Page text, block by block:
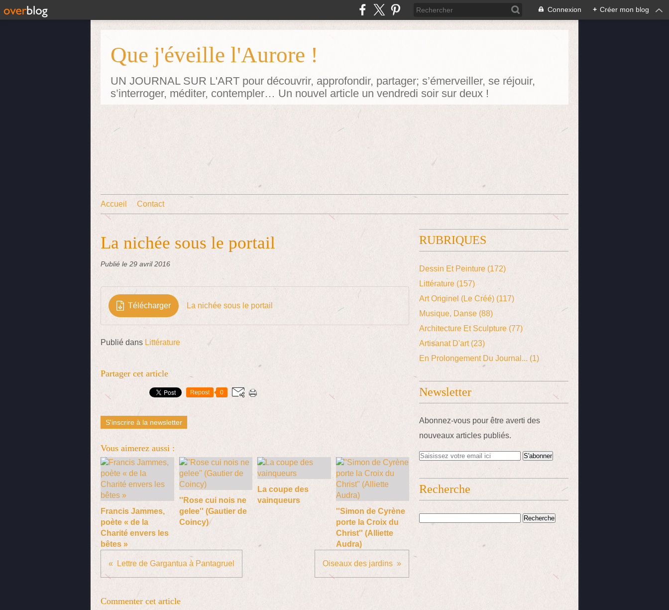
Connexion + Créer mon blog
Que j'éveille l'Aurore !
UN JOURNAL SUR L'ART pour découvrir, approfondir, partager; s’émerveiller, se réjouir,
s’interroger, méditer, contempler… Un nouvel article un vendredi soir sur deux !
Accueil Contact
La nichée sous le portail
Publié le 29 avril 2016
Télécharger La nichée sous le portail
Publié dans Littérature
Partager cet article
Repost 0
S'inscrire à la newsletter
Vous aimerez aussi :
Francis Jammes,
poète « de la
Charité envers les
bêtes »
''Rose cui nois ne
gelee'' (Gautier de
Coincy)
La coupe des
vainqueurs
''Simon de Cyrène
porte la Croix du
Christ'' (Alliette
Audra)
Lettre de Gargantua à Pantagruel Oiseaux des jardins
Commenter cet article
RUBRIQUES
Dessin Et Peinture (172)
Littérature (157)
Art Originel (le Créé) (117)
Musique, Danse (88)
Architecture Et Sculpture (77)
Artisanat D'art(23)
En Prolongement Du Journal... (1)
Newsletter
Abonnez-vous pour être averti des
nouveaux articles publiés.
Recherche